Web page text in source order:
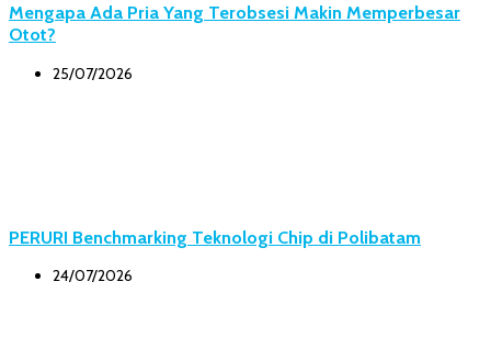
Mengapa Ada Pria Yang Terobsesi Makin Memperbesar
Otot?
25/07/2026
PERURI Benchmarking Teknologi Chip di Polibatam
24/07/2026